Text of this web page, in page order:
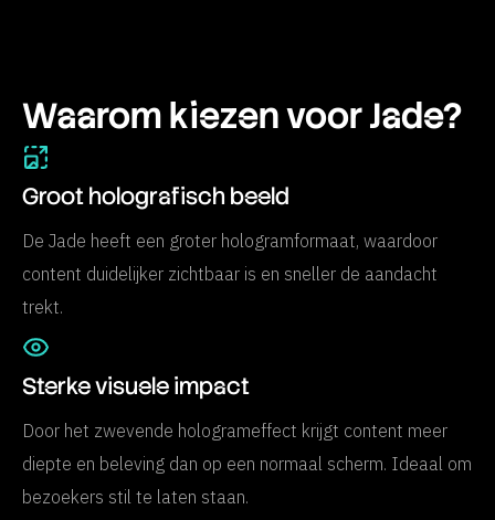
Waarom kiezen voor Jade?
Groot holografisch beeld
De Jade heeft een groter hologramformaat, waardoor
content duidelijker zichtbaar is en sneller de aandacht
trekt.
Sterke visuele impact
Door het zwevende hologrameffect krijgt content meer
diepte en beleving dan op een normaal scherm. Ideaal om
bezoekers stil te laten staan.